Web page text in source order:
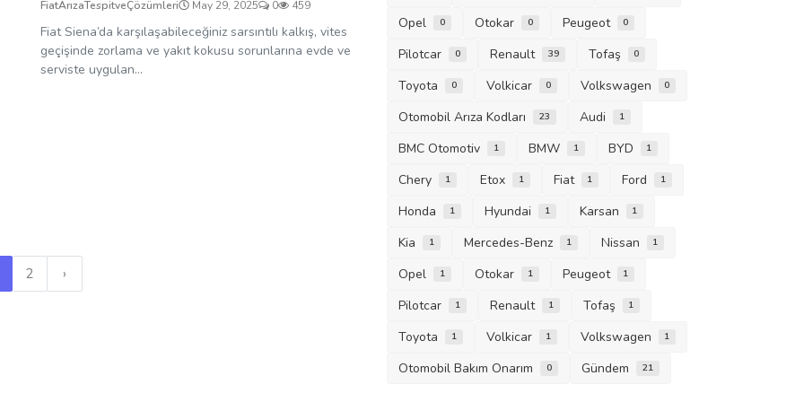
FiatArızaTespitveÇözümleri May 29, 2025 0 459
Fiat Siena’da karşılaşabileceğiniz sarsıntılı kalkış, vites
geçişinde zorlama ve yakıt kokusu sorunlarına evde ve
serviste uygulan...
2 ›
Opel 0 Otokar 0 Peugeot 0
Pilotcar 0 Renault 39 Tofaş 0
Toyota 0 Volkicar 0 Volkswagen 0
Otomobil Arıza Kodları 23 Audi 1
BMC Otomotiv 1 BMW 1 BYD 1
Chery 1 Etox 1 Fiat 1 Ford 1
Honda 1 Hyundai 1 Karsan 1
Kia 1 Mercedes-Benz 1 Nissan 1
Opel 1 Otokar 1 Peugeot 1
Pilotcar 1 Renault 1 Tofaş 1
Toyota 1 Volkicar 1 Volkswagen 1
Otomobil Bakım Onarım 0 Gündem 21